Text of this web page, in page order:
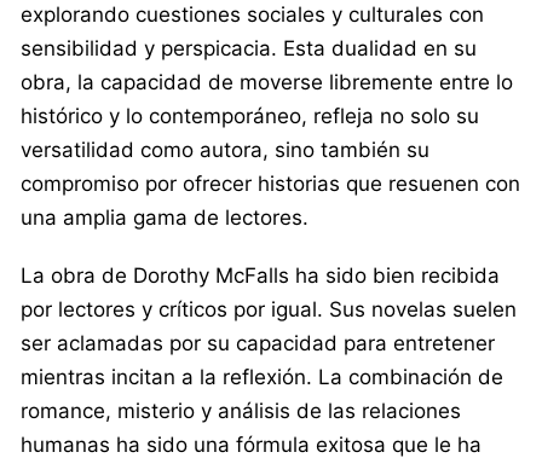
explorando cuestiones sociales y culturales con
sensibilidad y perspicacia. Esta dualidad en su
obra, la capacidad de moverse libremente entre lo
histórico y lo contemporáneo, refleja no solo su
versatilidad como autora, sino también su
compromiso por ofrecer historias que resuenen con
una amplia gama de lectores.
La obra de Dorothy McFalls ha sido bien recibida
por lectores y críticos por igual. Sus novelas suelen
ser aclamadas por su capacidad para entretener
mientras incitan a la reflexión. La combinación de
romance, misterio y análisis de las relaciones
humanas ha sido una fórmula exitosa que le ha